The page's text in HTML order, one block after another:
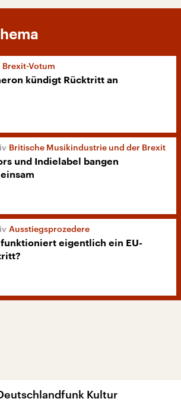
Brexit-Votum
kündigt Rücktritt an
Britische Musikindustrie und der Brexit
und Indielabel bangen
Ausstiegsprozedere
eigentlich ein EU-
Kultur